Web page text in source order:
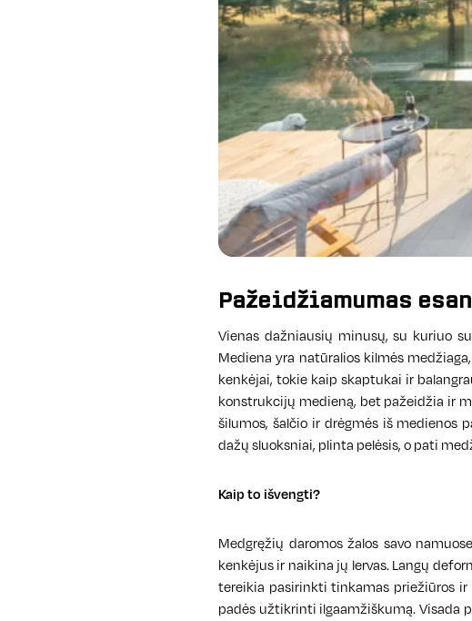
Pažeidžiamumas
Vienas dažniausių minusų, su kuriuo
Mediena yra natūralios kilmės
kenkėjai, tokie kaip skaptukai ir
konstrukcijų medieną, bet pažeidžia ir
šilumos, šalčio ir drėgmės iš medienos
dažų sluoksniai, plinta pelėsis, o pati
Kaip to išvengti?
Medgręžių daromos žalos savo
kenkėjus ir naikina jų lervas. Langų
tereikia pasirinkti tinkamas priežiūros
padės užtikrinti ilgaamžiškumą. Visada